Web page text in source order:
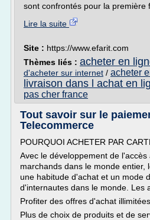
sont confrontés pour la première
Lire la suite
Site : https://www.efarit.com
Thèmes liés : acheter en
d'acheter sur internet / acheter
livraison dans l achat en
pas cher france
Tout savoir sur le
Telecommerce
POURQUOI ACHETER PAR
Avec le développement de
marchands dans le monde entier,
une habitude d'achat et un mode
d'internautes dans le monde. Les
Profiter des offres d'achat
Plus de choix de produits et de